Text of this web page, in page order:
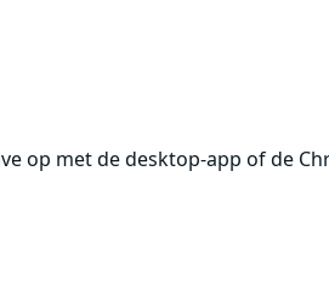
op met de desktop-app of de